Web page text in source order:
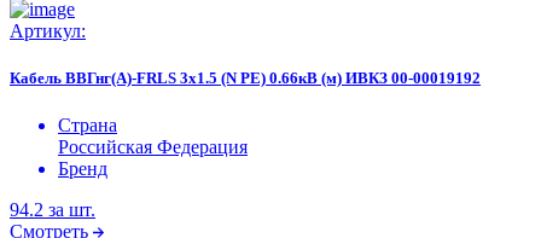
Артикул:
Кабель ВВГнг(А)-FRLS 3х1.5 (N PE) 0.66кВ (м) ИВКЗ 00-00019192
Страна
Российская Федерация
Бренд
94.2 за шт.
Смотреть